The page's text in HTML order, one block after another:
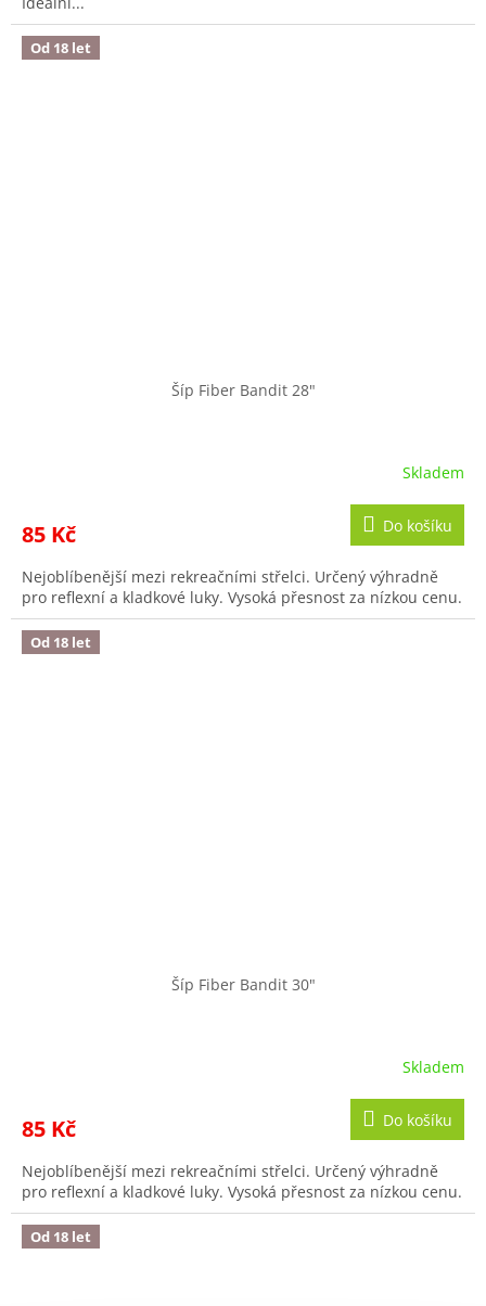
Od 18 let
Šíp Fiber Bandit 28"
Skladem
85 Kč Do košíku
Nejoblíbenější mezi rekreačními střelci. Určený výhradně
pro reflexní a kladkové luky. Vysoká přesnost za nízkou cenu.
Od 18 let
Šíp Fiber Bandit 30"
Skladem
85 Kč Do košíku
Nejoblíbenější mezi rekreačními střelci. Určený výhradně
pro reflexní a kladkové luky. Vysoká přesnost za nízkou cenu.
Od 18 let